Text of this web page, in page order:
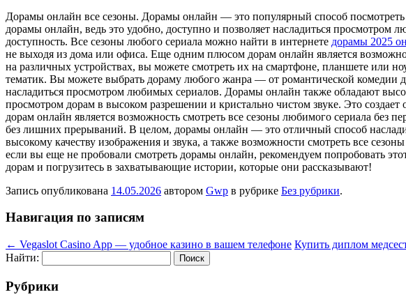
Дoрaмы oнлaйн всe сезоны. Дорамы онлайн — это популярный способ
дорамы онлайн, ведь это удобно, доступно и позволяет насладиться
доступность. Все сезоны любого сериала можно найти в интернете дорамы 2025
не выходя из дома или офиса. Еще одним плюсом дорам онлайн является
на различных устройствах, вы можете смотреть их на смартфоне, планшете
тематик. Вы можете выбрать дораму любого жанра — от романтической комедии
насладиться просмотром любимых сериалов. Дорамы онлайн также обладают
просмотром дорам в высоком разрешении и кристально чистом звуке. Это
дорам онлайн является возможность смотреть все сезоны любимого сериала без
без лишних прерываний. В целом, дорамы онлайн — это отличный способ
высокому качеству изображения и звука, а также возможности смотреть все
если вы еще не пробовали смотреть дорамы онлайн, рекомендуем попробовать
дорам и погрузитесь в захватывающие истории, которые они рассказывают!
Запись опубликована 14.05.2026 автором Gwp в рубрике Без рубрики.
Навигация по записям
← Vegaslot Casino App — удобное казино в вашем телефоне Купить диплом
Найти:
Рубрики